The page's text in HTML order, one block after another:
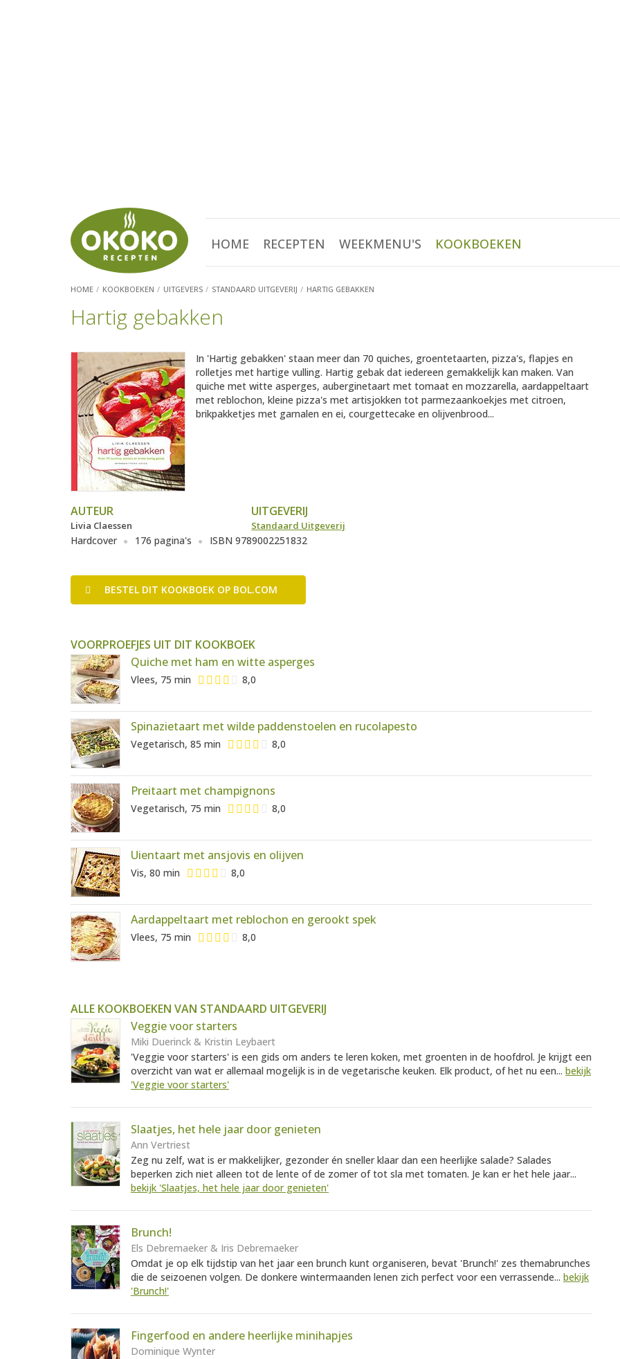
HOME RECEPTEN WEEKMENU'S KOOKBOEKEN
HOME KOOKBOEKEN UITGEVERS STANDAARD UITGEVERIJ HARTIG GEBAKKEN
Hartig gebakken
In 'Hartig gebakken' staan meer dan 70 quiches, groentetaarten, pizza's, flapjes en
rolletjes met hartige vulling. Hartig gebak dat iedereen gemakkelijk kan maken. Van
quiche met witte asperges, auberginetaart met tomaat en mozzarella, aardappeltaart
met reblochon, kleine pizza's met artisjokken tot parmezaankoekjes met citroen,
brikpakketjes met garnalen en ei, courgettecake en olijvenbrood...
AUTEUR
Livia Claessen
UITGEVERIJ
Standaard Uitgeverij
Hardcover 176 pagina's ISBN 9789002251832
BESTEL DIT KOOKBOEK OP BOL.COM
VOORPROEFJES UIT DIT KOOKBOEK
Quiche met ham en witte asperges
Vlees, 75 min 8,0
Spinazietaart met wilde paddenstoelen en rucolapesto
Vegetarisch, 85 min 8,0
Preitaart met champignons
Vegetarisch, 75 min 8,0
Uientaart met ansjovis en olijven
Vis, 80 min 8,0
Aardappeltaart met reblochon en gerookt spek
Vlees, 75 min 8,0
ALLE KOOKBOEKEN VAN STANDAARD UITGEVERIJ
Veggie voor starters
Miki Duerinck & Kristin Leybaert
'Veggie voor starters' is een gids om anders te leren koken, met groenten in de hoofdrol. Je krijgt een
overzicht van wat er allemaal mogelijk is in de vegetarische keuken. Elk product, of het nu een... bekijk
'Veggie voor starters'
Slaatjes, het hele jaar door genieten
Ann Vertriest
Zeg nu zelf, wat is er makkelijker, gezonder én sneller klaar dan een heerlijke salade? Salades
beperken zich niet alleen tot de lente of de zomer of tot sla met tomaten. Je kan er het hele jaar...
bekijk 'Slaatjes, het hele jaar door genieten'
Brunch!
Els Debremaeker & Iris Debremaeker
Omdat je op elk tijdstip van het jaar een brunch kunt organiseren, bevat 'Brunch!' zes themabrunches
die de seizoenen volgen. De donkere wintermaanden lenen zich perfect voor een verrassende... bekijk
'Brunch!'
Fingerfood en andere heerlijke minihapjes
Dominique Wynter